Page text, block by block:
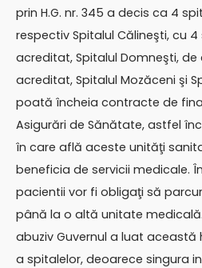
prin H.G. nr. 345 a decis ca 4
respectiv Spitalul Călineşti, cu
acreditat, Spitalul Domneşti,
acreditat, Spitalul Mozăceni şi
poată încheia contracte de
Asigurări de Sănătate, astfel
în care află aceste unităţi
beneficia de servicii medicale.
pacientii vor fi obligaţi să
până la o altă unitate
abuziv Guvernul a luat
a spitalelor, deoarece singura